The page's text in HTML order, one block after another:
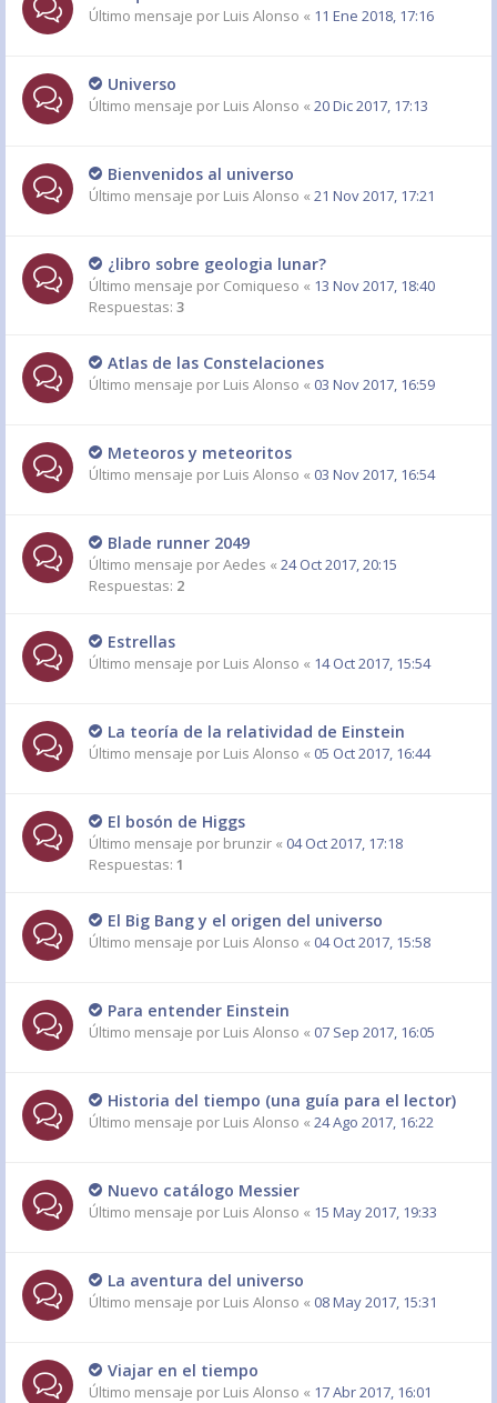
Último mensaje por Luis Alonso « 11 Ene 2018, 17:16
Universo
Último mensaje por Luis Alonso « 20 Dic 2017, 17:13
Bienvenidos al universo
Último mensaje por Luis Alonso « 21 Nov 2017, 17:21
¿libro sobre geologia lunar?
Último mensaje por Comiqueso « 13 Nov 2017, 18:40
Respuestas: 3
Atlas de las Constelaciones
Último mensaje por Luis Alonso « 03 Nov 2017, 16:59
Meteoros y meteoritos
Último mensaje por Luis Alonso « 03 Nov 2017, 16:54
Blade runner 2049
Último mensaje porAedes « 24 Oct 2017, 20:15
Respuestas: 2
Estrellas
Último mensaje por Luis Alonso « 14 Oct 2017, 15:54
La teoría de la relatividad de Einstein
Último mensaje por Luis Alonso « 05 Oct 2017, 16:44
El bosón de Higgs
Último mensaje por brunzir « 04 Oct 2017, 17:18
Respuestas: 1
El Big Bang y el origen del universo
Último mensaje por Luis Alonso « 04 Oct 2017, 15:58
Para entender Einstein
Último mensaje por Luis Alonso « 07 Sep 2017, 16:05
Historia del tiempo (una guía para el lector)
Último mensaje por Luis Alonso « 24 Ago 2017, 16:22
Nuevo catálogo Messier
Último mensaje por Luis Alonso « 15 May 2017, 19:33
La aventura del universo
Último mensaje por Luis Alonso « 08 May 2017, 15:31
Viajar en el tiempo
Último mensaje por Luis Alonso « 17 Abr 2017, 16:01